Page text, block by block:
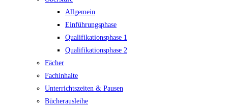
Allgemein
Einführungsphase
Qualifikationsphase 1
Qualifikationsphase 2
Fächer
Fachinhalte
Unterrichtszeiten & Pausen
Bücherausleihe